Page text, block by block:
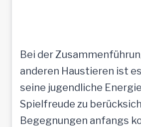
Bei der
anderen Haustieren ist
seine jugendliche
Spielfreude zu
Begegnungen anfangs